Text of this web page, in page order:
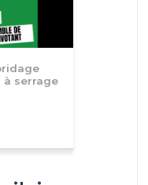
à serrage